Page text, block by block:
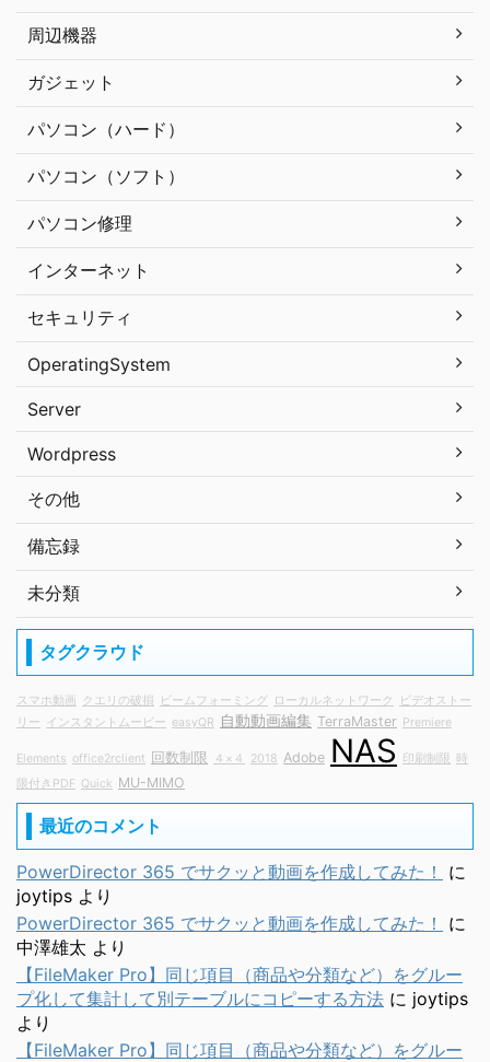
周辺機器
ガジェット
パソコン（ハード）
パソコン（ソフト）
パソコン修理
インターネット
セキュリティ
OperatingSystem
Server
Wordpress
その他
備忘録
未分類
タグクラウド
スマホ動画 クエリの破損 ビームフォーミング ローカルネットワーク
ビデオストー
リー
インスタントムービー easyQR 自動動画編集 TerraMaster Premiere
Elements office2rclient 回数制限 ４×４ 2018 Adobe NAS 印刷制限
時
限付きPDF Quick MU-MIMO
最近のコメント
PowerDirector 365 でサクッと動画を作成してみた！
に
joytips より
PowerDirector 365 でサクッと動画を作成してみた！
に
中澤雄太 より
【FileMaker Pro】同じ項目（商品や分類など）をグルー
プ化して集計して別テーブルにコピーする方法 に joytips
より
【FileMaker Pro】同じ項目（商品や分類など）をグルー